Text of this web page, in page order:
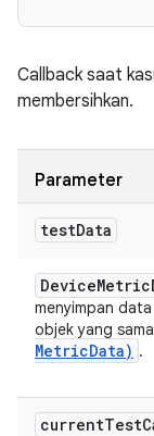
Callback saat
membersihkan.
Parameter
testData
DeviceMetric
menyimpan
objek yang
MetricData) .
currentTest